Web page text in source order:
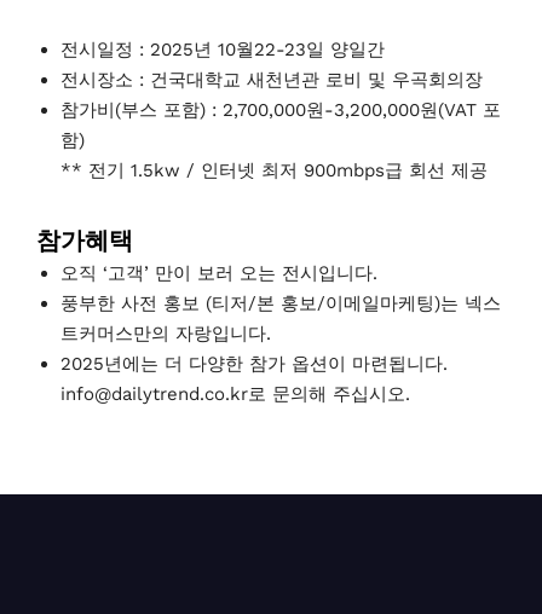
전시일정 : 2025년 10월22-23일 양일간
전시장소 : 건국대학교 새천년관 로비 및 우곡회의장
참가비(부스 포함) : 2,700,000원-3,200,000원(VAT 포
함)
** 전기 1.5kw / 인터넷 최저 900mbps급 회선 제공
참가혜택
오직 ‘고객’ 만이 보러 오는 전시입니다.
풍부한 사전 홍보 (티저/본 홍보/이메일마케팅)는 넥스
트커머스만의 자랑입니다.
2025년에는 더 다양한 참가 옵션이 마련됩니다.
info@dailytrend.co.kr로 문의해 주십시오.